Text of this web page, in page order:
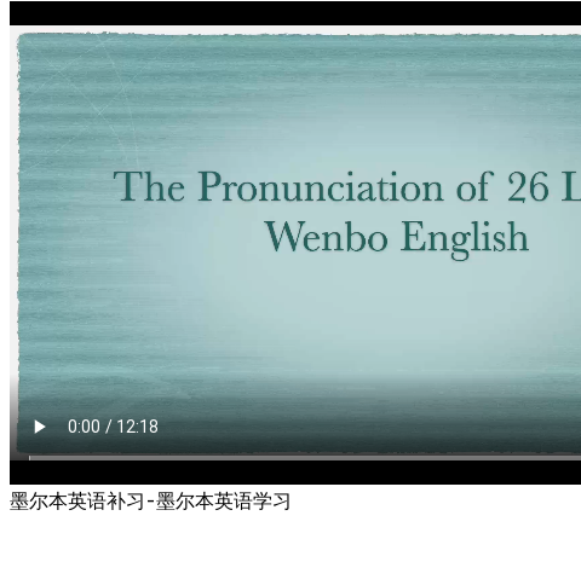
墨尔本英语补习-墨尔本英语学习